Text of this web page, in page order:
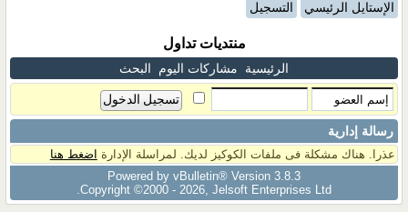
الإستايل الرئيسي التسجيل
منتديات تداول
الرئيسية مشاركات اليوم البحث
رسالة إدارية
عذرا. هناك مشكلة فى ملفات الكوكيز لديك. لمراسلة الإدارة اضغط هنا
Powered by vBulletin® Version 3.8.3
Copyright ©2000 - 2026, Jelsoft Enterprises Ltd.